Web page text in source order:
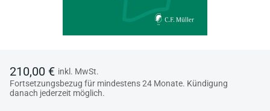
210,00 € inkl. MwSt.
Fortsetzungsbezug für mindestens 24 Monate. Kündigung
danach jederzeit möglich.